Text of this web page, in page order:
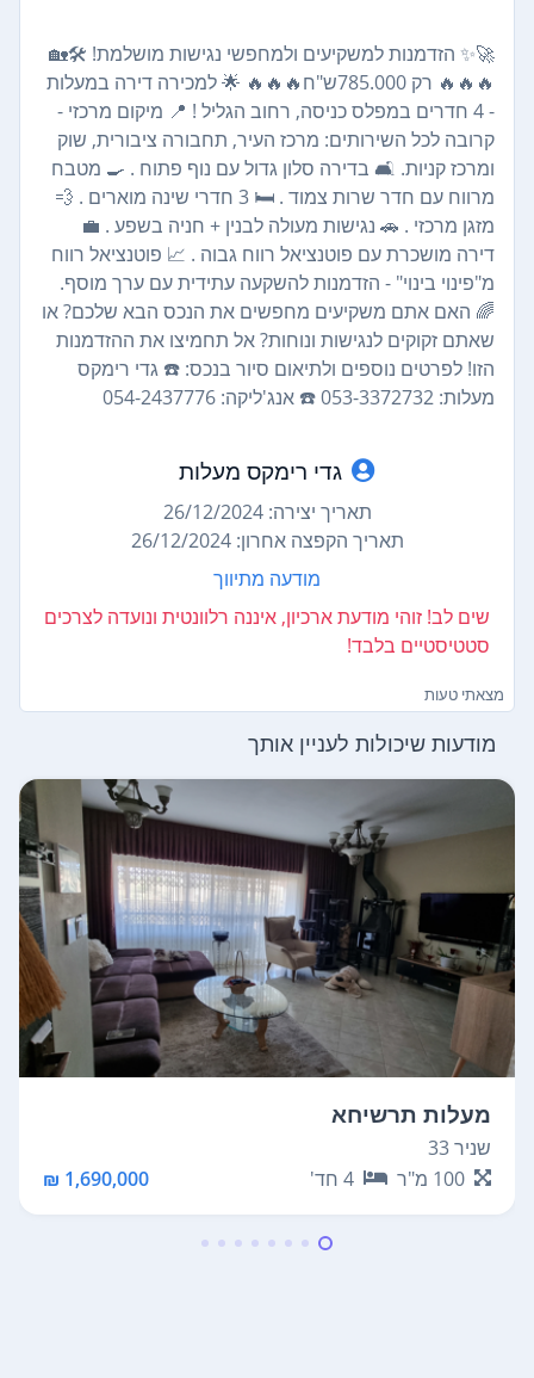
🚀✨ הזדמנות למשקיעים ולמחפשי נגישות מושלמת! 🛠️🏡
🔥🔥🔥 רק 785.000ש"ח🔥🔥🔥 🌟 למכירה דירה במעלות
- 4 חדרים במפלס כניסה, רחוב הגליל ! 📍 מיקום מרכזי -
קרובה לכל השירותים: מרכז העיר, תחבורה ציבורית, שוק
ומרכז קניות. 🛋 בדירה סלון גדול עם נוף פתוח . 🍳 מטבח
מרווח עם חדר שרות צמוד . 🛏 3 חדרי שינה מוארים . 💨
מזגן מרכזי . 🚗 נגישות מעולה לבנין + חניה בשפע . 💼
דירה מושכרת עם פוטנציאל רווח גבוה . 📈 פוטנציאל רווח
מ"פינוי בינוי" - הזדמנות להשקעה עתידית עם ערך מוסף.
🌈 האם אתם משקיעים מחפשים את הנכס הבא שלכם? או
שאתם זקוקים לנגישות ונוחות? אל תחמיצו את ההזדמנות
הזו! לפרטים נוספים ולתיאום סיור בנכס: ☎️ גדי רימקס
מעלות: 053-3372732 ☎️ אנג'ליקה: 054-2437776
גדי רימקס מעלות
תאריך יצירה: 26/12/2024
תאריך הקפצה אחרון: 26/12/2024
מודעה מתיווך
שים לב! זוהי מודעת ארכיון, איננה רלוונטית ונועדה לצרכים
סטטיסטיים בלבד!
מצאתי טעות
מודעות שיכולות לעניין אותך
מעלות תרשיחא
שניר 33
100 מ"ר 4 חד' 1,690,000 ₪